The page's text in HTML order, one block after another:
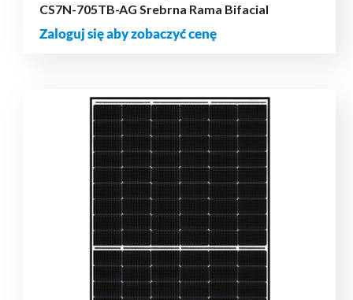
CS7N-705TB-AG Srebrna Rama Bifacial
Zaloguj się aby zobaczyć cenę